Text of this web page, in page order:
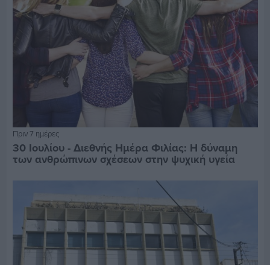
Πριν 7 ημέρες
30 Ιουλίου - Διεθνής Ημέρα Φιλίας: Η δύναμη
των ανθρώπινων σχέσεων στην ψυχική υγεία